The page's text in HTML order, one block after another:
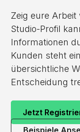
Zeig eure
Studio-Profil
Informationen
Kunden steht
übersichtliche
Entscheidung
Jetzt